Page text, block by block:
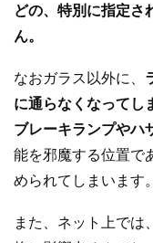
どの、特別に指定さ
ん。
なおガラス以外に、
に通らなくなってし
ブレーキランプやハ
能を邪魔する位置で
められてしまいます。
また、ネット上では